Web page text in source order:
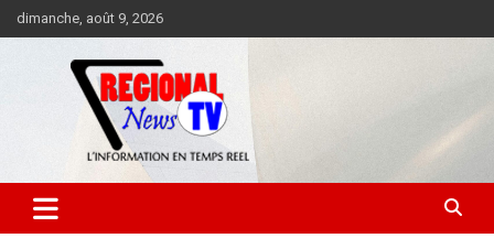
Aller
au
dimanche, août 9, 2026